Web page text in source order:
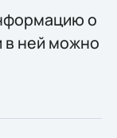
о
в ней можно